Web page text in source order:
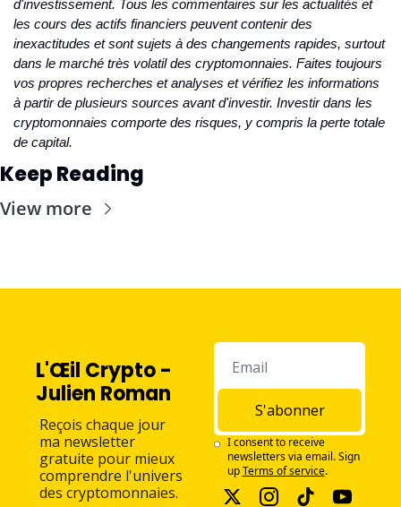
d'investissement. Tous les commentaires sur les actualités et
les cours des actifs financiers peuvent contenir des
inexactitudes et sont sujets à des changements rapides, surtout
dans le marché très volatil des cryptomonnaies. Faites toujours
vos propres recherches et analyses et vérifiez les informations
à partir de plusieurs sources avant d'investir. Investir dans les
cryptomonnaies comporte des risques, y compris la perte totale
de capital.
Keep Reading
View more
L'Œil Crypto -
Julien Roman
Reçois chaque jour
ma newsletter
gratuite pour mieux
comprendre l'univers
des cryptomonnaies.
S'abonner
I consent to receive
newsletters via email. Sign
up Terms of service.